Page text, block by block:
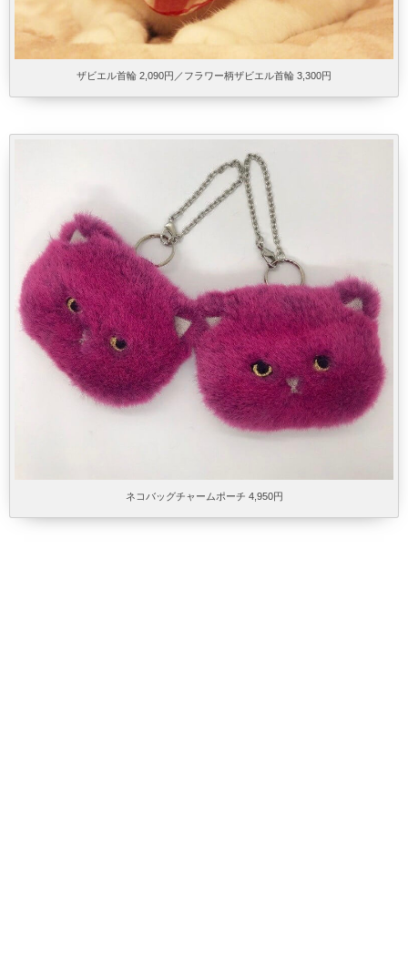
ザビエル首輪 2,090円／フラワー柄ザビエル首輪 3,300円
ネコバッグチャームポーチ 4,950円